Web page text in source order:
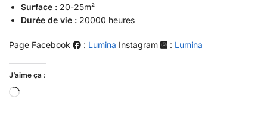
Surface : 20-25m²
Durée de vie : 20000 heures
Page Facebook : Lumina Instagram : Lumina
J’aime ça :